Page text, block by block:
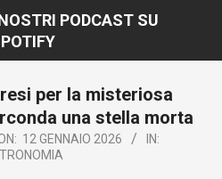
PODCAST SU
per la misteriosa
una stella morta
12 GENNAIO 2026
IN: